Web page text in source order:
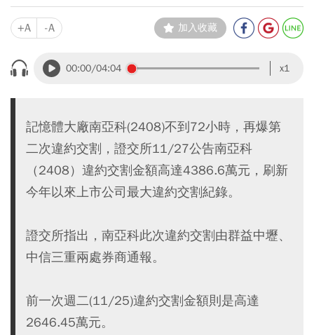
+A -A 加入收藏
00:00/04:04 x1
記憶體大廠南亞科(2408)不到72小時，再爆第
二次違約交割，證交所11/27公告南亞科
（2408）違約交割金額高達4386.6萬元，刷新
今年以來上市公司最大違約交割紀錄。
證交所指出，南亞科此次違約交割由群益中壢、
中信三重兩處券商通報。
前一次週二(11/25)違約交割金額則是高達
2646.45萬元。